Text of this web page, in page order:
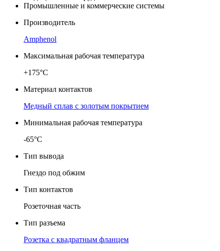
Промышленные и коммерческие системы
Производитель
Amphenol
Максимальная рабочая температура
+175°C
Материал контактов
Медный сплав с золотым покрытием
Минимальная рабочая температура
-65°C
Тип вывода
Гнездо под обжим
Тип контактов
Розеточная часть
Тип разъема
Розетка с квадратным фланцем